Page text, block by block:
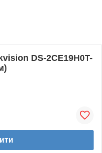
DS-2CE19H0T-